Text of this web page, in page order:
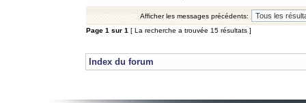
Afficher les messages précédents:
Page 1 sur 1 [ La recherche a trouvée 15 résultats ]
Index du forum